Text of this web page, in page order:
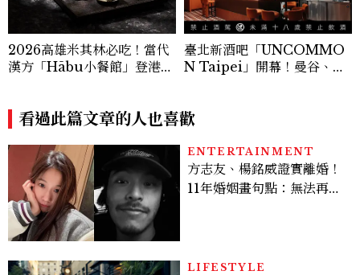
2026高雄米其林必吃！當代
漢方「Hābu小餐館」登港
臺北新酒吧「UNCOMMO
N Taipei」開幕！曼谷、新
看過此篇文章的人也喜歡
ENTERTAINMENT
方志友、楊銘威證實離婚！
11年婚姻畫句點：無法再做
LIFESTYLE